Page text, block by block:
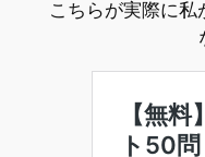
こちらが実際に